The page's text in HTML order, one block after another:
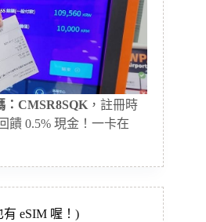
：CMSR8SQK ，註冊時
饋 0.5% 現金！一卡在
eSIM 喔！)